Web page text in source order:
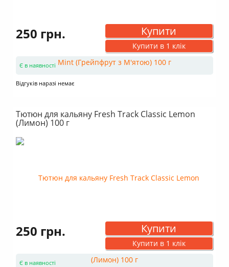
250 грн. Купити
Купити в 1 клік
Є в наявності
Відгуків наразі немає
Тютюн для кальяну Fresh Track Classic Lemon
(Лимон) 100 г
250 грн. Купити
Купити в 1 клік
Є в наявності